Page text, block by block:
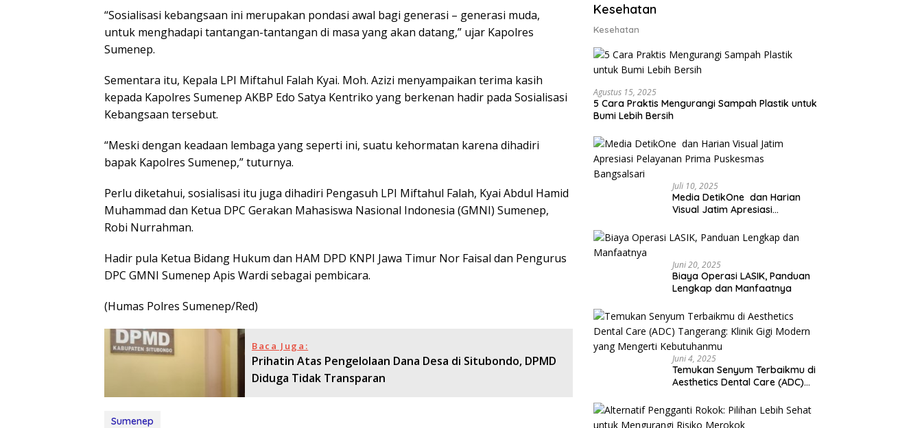
“Sosialisasi kebangsaan ini merupakan pondasi awal bagi generasi – generasi muda,
untuk menghadapi tantangan-tantangan di masa yang akan datang,” ujar Kapolres
Sumenep.
Sementara itu, Kepala LPI Miftahul Falah Kyai. Moh. Azizi menyampaikan terima kasih
kepada Kapolres Sumenep AKBP Edo Satya Kentriko yang berkenan hadir pada Sosialisasi
Kebangsaan tersebut.
“Meski dengan keadaan lembaga yang seperti ini, suatu kehormatan karena dihadiri
bapak Kapolres Sumenep,” tuturnya.
Perlu diketahui, sosialisasi itu juga dihadiri Pengasuh LPI Miftahul Falah, Kyai Abdul Hamid
Muhammad dan Ketua DPC Gerakan Mahasiswa Nasional Indonesia (GMNI) Sumenep,
Robi Nurrahman.
Hadir pula Ketua Bidang Hukum dan HAM DPD KNPI Jawa Timur Nor Faisal dan Pengurus
DPC GMNI Sumenep Apis Wardi sebagai pembicara.
(Humas Polres Sumenep/Red)
Baca Juga:
Prihatin Atas Pengelolaan Dana Desa di Situbondo, DPMD
Diduga Tidak Transparan
Sumenep
Kesehatan
Kesehatan
Agustus 15, 2025
5 Cara Praktis Mengurangi Sampah Plastik untuk
Bumi Lebih Bersih
Juli 10, 2025
Media DetikOne dan Harian
Visual Jatim Apresiasi
Bangsalsari
Juni 20, 2025
Biaya Operasi LASIK, Panduan
Lengkap dan Manfaatnya
Juni 4, 2025
Temukan Senyum Terbaikmu di
Aesthetics Dental Care (ADC)
yang Mengerti Kebutuhanmu